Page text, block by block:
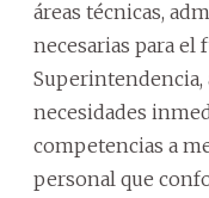
áreas técnicas,
necesarias para
necesidades
competencias a
personal que